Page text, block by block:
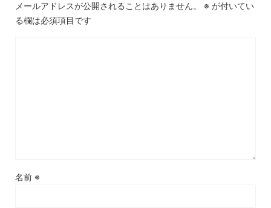
メールアドレスが公開されることはありません。 ※ が付いてい
る欄は必須項目です
名前 ※